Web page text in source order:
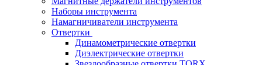
Наборы инструмента
Намагничиватели инструмента
Отвертки
Динамометрические отвертки
Диэлектрические отвертки